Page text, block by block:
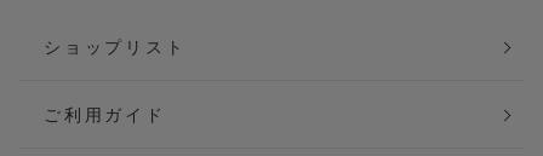
ショップリスト
ご利用ガイド